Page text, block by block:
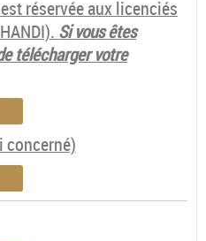
réservée aux licenciés
Si vous êtes
télécharger votre
concerné)